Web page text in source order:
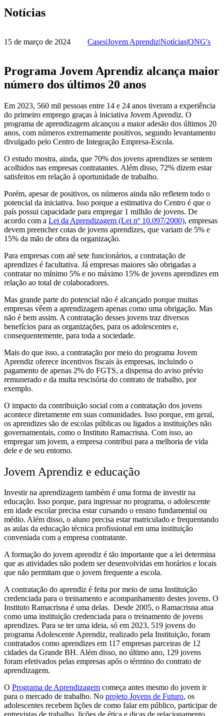
Notícias
15 de março de 2024 Cases|Jovem Aprendiz|Notícias|ONG's
Programa Jovem Aprendiz alcança maior
número dos últimos 20 anos
Em 2023, 560 mil pessoas entre 14 e 24 anos tiveram a experiência
do primeiro emprego graças à iniciativa Jovem Aprendiz. O
programa de aprendizagem alcançou a maior adesão dos últimos 20
anos, com números extremamente positivos, segundo levantamento
divulgado pelo Centro de Integração Empresa-Escola.
O estudo mostra, ainda, que 70% dos jovens aprendizes se sentem
acolhidos nas empresas contratantes. Além disso, 72% dizem estar
satisfeitos em relação à oportunidade de trabalho.
Porém, apesar de positivos, os números ainda não refletem todo o
potencial da iniciativa. Isso porque a estimativa do Centro é que o
país possui capacidade para empregar 1 milhão de jovens. De
acordo com a Lei da Aprendizagem (Lei nº 10.097/2000), empresas
devem preencher cotas de jovens aprendizes, que variam de 5% e
15% da mão de obra da organização.
Para empresas com até sete funcionários, a contratação de
aprendizes é facultativa. Já empresas maiores são obrigadas a
contratar no mínimo 5% e no máximo 15% de jovens aprendizes em
relação ao total de colaboradores.
Mas grande parte do potencial não é alcançado porque muitas
empresas vêem a aprendizagem apenas como uma obrigação. Mas
não é bem assim. A contratação desses jovens traz diversos
benefícios para as organizações, para os adolescentes e,
consequentemente, para toda a sociedade.
Mais do que isso, a contratação por meio do programa Jovem
Aprendiz oferece incentivos fiscais às empresas, incluindo o
pagamento de apenas 2% do FGTS, a dispensa do aviso prévio
remunerado e da multa rescisória do contrato de trabalho, por
exemplo.
O impacto da contribuição social com a contratação dos jovens
acontece diretamente em suas comunidades. Isso porque, em geral,
os aprendizes são de escolas públicas ou ligados a instituições não
governamentais, como o Instituto Ramacrisna. Com isso, ao
empregar um jovem, a empresa contribui para a melhoria de vida
dele e de seu entorno.
Jovem Aprendiz e educação
Investir na aprendizagem também é uma forma de investir na
educação. Isso porque, para ingressar no programa, o adolescente
em idade escolar precisa estar cursando o ensino fundamental ou
médio. Além disso, o aluno precisa estar matriculado e frequentando
as aulas da educação técnica profissional em uma instituição
conveniada com a empresa contratante.
A formação do jovem aprendiz é tão importante que a lei determina
que as atividades não podem ser desenvolvidas em horários e locais
que não permitam que o jovem frequente a escola.
A contratação do aprendiz é feita por meio de uma Instituição
credenciada para o treinamento e acompanhamento destes jovens. O
Instituto Ramacrisna é uma delas. Desde 2005, o Ramacrisna atua
como uma instituição credenciada para o treinamento de jovens
aprendizes. Para se ter uma ideia, só em 2023, 519 jovens do
programa Adolescente Aprendiz, realizado pela Instituição, foram
contratados como aprendizes em 117 empresas parceiras de 12
cidades da Grande BH. Além disso, no último ano, 129 jovens
foram efetivados pelas empresas após o término do contrato de
aprendizagem.
O Programa de Aprendizagem começa antes mesmo do jovem ir
para o mercado de trabalho. No projeto Jovens de Futuro, os
adolescentes recebem lições de como falar em público, participar de